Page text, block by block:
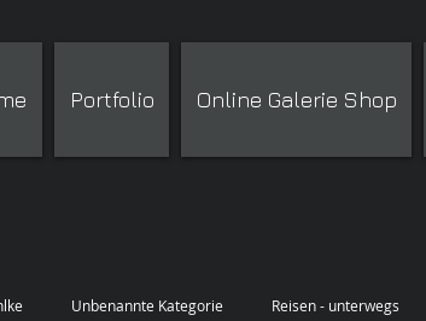
Portfolio Online Galerie Shop
Unbenannte Kategorie Reisen - unterwegs